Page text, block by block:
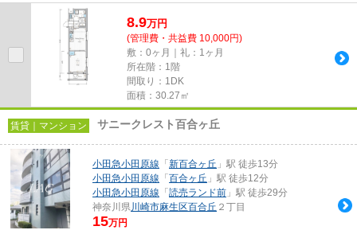
供しております！最新の情報...
8.9万円
(管理費・共益費 10,000円)
敷：0ヶ月｜礼：1ヶ月
所在階：1階
間取り：1DK
面積：30.27㎡
賃貸｜マンション サニークレスト百合ヶ丘
小田急小田原線 「 新百合ヶ丘 」駅 徒歩13分
小田急小田原線 「 百合ヶ丘 」駅 徒歩12分
小田急小田原線 「 読売ランド前 」駅 徒歩29分
神奈川県川崎市麻生区百合丘 ２丁目
15万円